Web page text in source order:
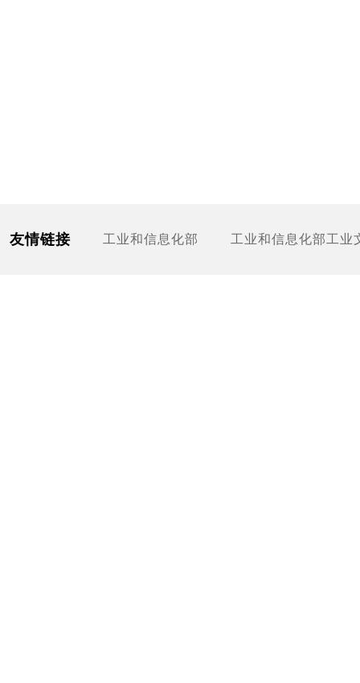
友情链接 工业和信息化部 工业和信息化部工业